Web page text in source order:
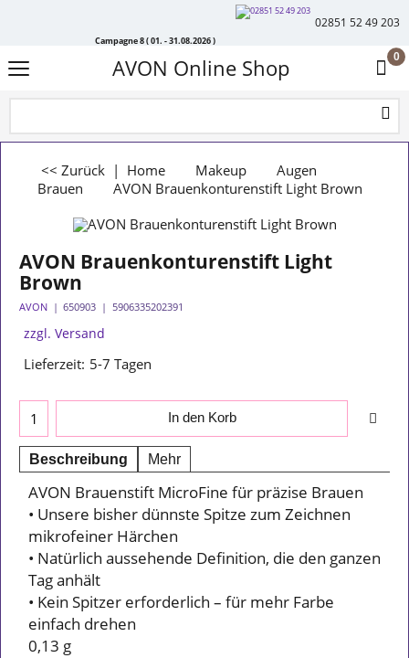
Campagne 8 ( 01. - 31.08.2026 )
02851 52 49 203
AVON Online Shop 0
<< Zurück | Home Makeup
Augen
Brauen
AVON Brauenkonturenstift Light Brown
AVON Brauenkonturenstift Light
Brown
AVON 650903 5906335202391
zzgl. Versand
Lieferzeit: 5-7 Tagen
In den Korb
Beschreibung Mehr
AVON Brauenstift MicroFine für präzise Brauen
• Unsere bisher dünnste Spitze zum Zeichnen
mikrofeiner Härchen
• Natürlich aussehende Definition, die den ganzen
Tag anhält
• Kein Spitzer erforderlich – für mehr Farbe
einfach drehen
0,13 g